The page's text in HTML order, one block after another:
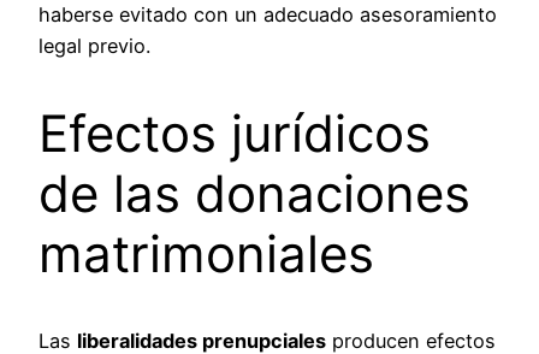
haberse evitado con un adecuado asesoramiento
legal previo.
Efectos jurídicos
de las donaciones
matrimoniales
Las liberalidades prenupciales producen efectos